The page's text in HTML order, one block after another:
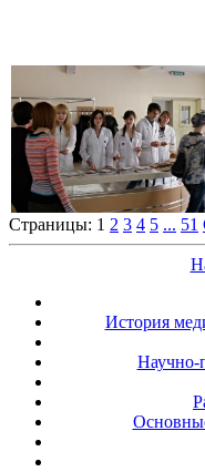
Страницы: 1 2 3 4 5 ... 51
История
Научно-